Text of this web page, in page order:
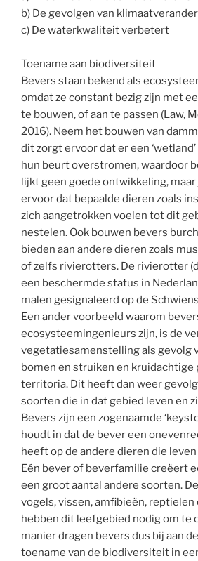
b) De gevolgen van
c) De waterkwaliteit verbetert
Toename aan biodiversiteit
Bevers staan bekend als
omdat ze constant bezig zijn met
te bouwen, of aan te passen (Law,
2016). Neem het bouwen van
dit zorgt ervoor dat er een
hun beurt overstromen, waardoor
lijkt geen goede ontwikkeling,
ervoor dat bepaalde dieren zoals
zich aangetrokken voelen tot dit
nestelen. Ook bouwen bevers
bieden aan andere dieren zoals
of zelfs rivierotters. De rivierotter
een beschermde status in
malen gesignaleerd op de
Een ander voorbeeld waarom
ecosysteemingenieurs zijn, is de
vegetatiesamenstelling als gevolg
bomen en struiken en kruidachtige
territoria. Dit heeft dan weer
soorten die in dat gebied leven en
Bevers zijn een zogenaamde
houdt in dat de bever een
heeft op de andere dieren die
Eén bever of beverfamilie creëert
een groot aantal andere soorten.
vogels, vissen, amfibieën, reptielen
hebben dit leefgebied nodig om te
manier dragen bevers dus bij aan
toename van de biodiversiteit in